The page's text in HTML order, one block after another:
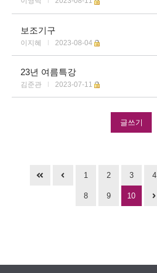
보조기구
이지혜 | 2023-08-04
23년 여름특강
김준관 | 2023-07-11
글쓰기
1 2 3 4
8 9 10